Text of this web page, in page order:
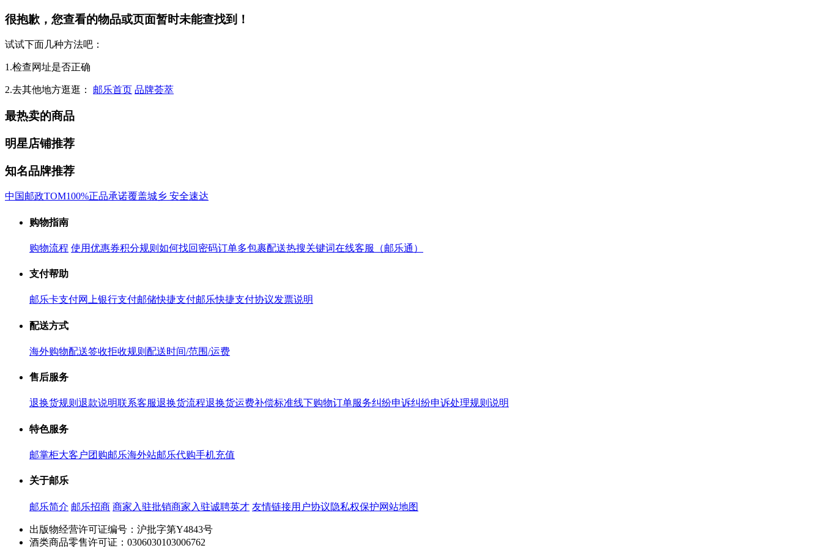
很抱歉，您查看的物品或页面暂时未能查找到！
试试下面几种方法吧：
1.检查网址是否正确
2.去其他地方逛逛： 邮乐首页 品牌荟萃
最热卖的商品
明星店铺推荐
知名品牌推荐
中国邮政TOM100%正品承诺覆盖城乡 安全速达
购物指南
购物流程 使用优惠券积分规则 如何找回密码订单多包裹配送热搜关键词在线客服（邮乐通）
支付帮助
邮乐卡支付网上银行支付邮储快捷支付邮乐快捷支付协议发票说明
配送方式
海外购物配送签收拒收规则 配送时间/范围/运费
售后服务
退换货规则 退款说明联系客服退换货流程退换货运费补偿标准线下购物订单服务纠纷申诉纠纷申诉处理规则说明
特色服务
邮掌柜大客户团购邮乐海外站邮乐代购手机充值
关于邮乐
邮乐简介 邮乐招商 商家入驻批销商家入驻诚聘英才 友情链接用户协议隐私权保护网站地图
出版物经营许可证编号：沪批字第Y4843号
酒类商品零售许可证：0306030103006762